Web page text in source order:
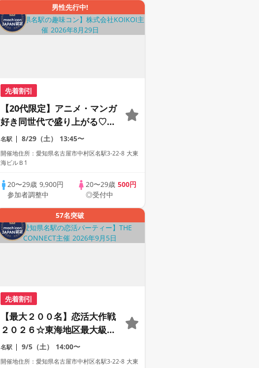
男性先行中!
先着割引
【20代限定】アニメ・マンガ
好き同世代で盛り上がる♡完
全着席×マッチングゲーム付
きアニメコン
名駅 8/29（土） 13:45〜
開催地住所：愛知県名古屋市中村区名駅3-22-8 大東
海ビルＢ1
20〜29歳9,900円
参加者調整中
20〜29歳 500円
◎受付中
57名突破
先着割引
【最大２００名】恋活大作戦
２０２６☆東海地区最大級の
恋活パーティー【２０代＆ア
ラサー世代中心】【１人参加
名駅 9/5（土） 14:00〜
開催地住所：愛知県名古屋市中村区名駅3-22-8 大東